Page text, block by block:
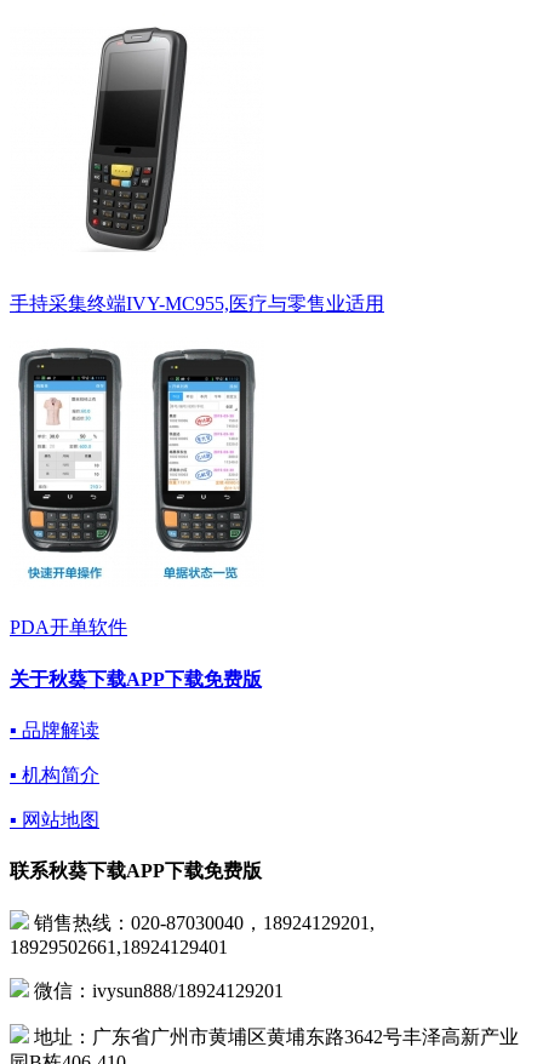
手持采集终端IVY-MC955,医疗与零售业适用
PDA开单软件
关于秋葵下载APP下载免费版
▪ 品牌解读
▪ 机构简介
▪ 网站地图
联系秋葵下载APP下载免费版
销售热线：020-87030040，18924129201,
18929502661,18924129401
微信：ivysun888/18924129201
地址：广东省广州市黄埔区黄埔东路3642号丰泽高新产业